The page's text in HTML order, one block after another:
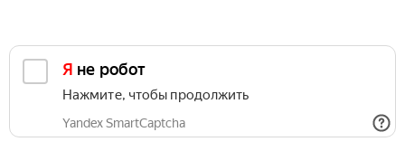
Я не робот
Нажмите, чтобы продолжить
Yandex SmartCaptcha